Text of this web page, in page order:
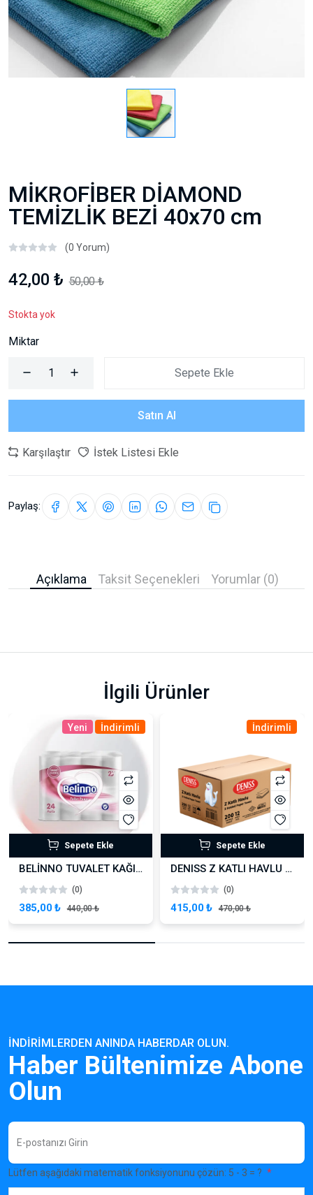
MİKROFİBER DİAMOND
TEMİZLİK BEZİ 40x70 cm
(0 Yorum)
42,00 ₺ 50,00 ₺
Stokta yok
Miktar
Sepete Ekle
Satın Al
Karşılaştır İstek Listesi Ekle
Paylaş:
Açıklama Taksit Seçenekleri Yorumlar (0)
İlgili Ürünler
Yeni İndirimli
Sepete Ekle
BELİNNO TUVALET KAĞIDI 3X24 72 ADET
(0)
385,00 ₺ 440,00 ₺
İndirimli
Sepete Ekle
DENISS Z KATLI HAVLU – 200 YAPRAK
(0)
415,00 ₺ 470,00 ₺
İNDIRIMLERDEN ANINDA HABERDAR OLUN.
Haber Bültenimize Abone
Olun
Lütfen aşağıdaki matematik fonksiyonunu çözün: 5 - 3 = ?